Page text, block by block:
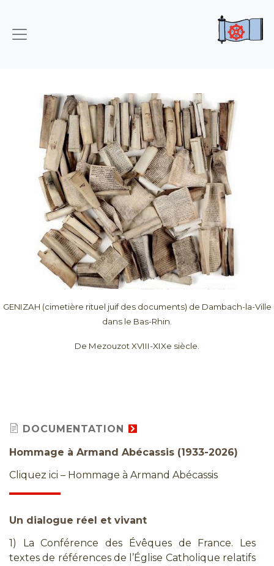
GENIZAH (cimetière rituel juif des documents) de Dambach-la-Ville
dans le Bas-Rhin.
De Mezouzot XVIII-XIXe siècle.
DOCUMENTATION
Hommage à Armand Abécassis (1933-2026)
Cliquez ici – Hommage à Armand Abécassis
Un dialogue réel et vivant
1) La Conférence des Évêques de France. Les
textes de références de l’Église Catholique relatifs